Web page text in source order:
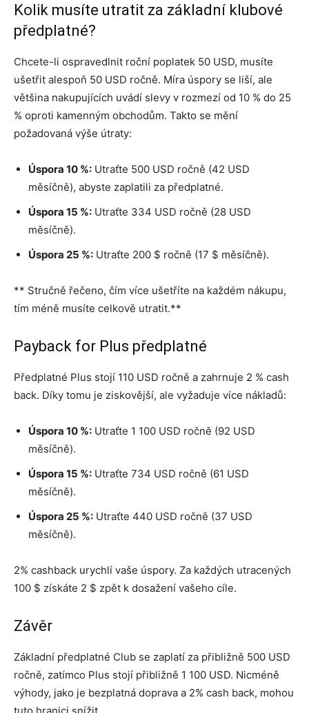
Kolik musíte utratit za základní klubové
předplatné?
Chcete-li ospravedlnit roční poplatek 50 USD, musíte
ušetřit alespoň 50 USD ročně. Míra úspory se liší, ale
většina nakupujících uvádí slevy v rozmezí od 10 % do 25
% oproti kamenným obchodům. Takto se mění
požadovaná výše útraty:
Úspora 10 %: Utraťte 500 USD ročně (42 USD
měsíčně), abyste zaplatili za předplatné.
Úspora 15 %: Utraťte 334 USD ročně (28 USD
měsíčně).
Úspora 25 %: Utraťte 200 $ ročně (17 $ měsíčně).
** Stručně řečeno, čím více ušetříte na každém nákupu,
tím méně musíte celkově utratit.**
Payback for Plus předplatné
Předplatné Plus stojí 110 USD ročně a zahrnuje 2 % cash
back. Díky tomu je ziskovější, ale vyžaduje více nákladů:
Úspora 10 %: Utraťte 1 100 USD ročně (92 USD
měsíčně).
Úspora 15 %: Utraťte 734 USD ročně (61 USD
měsíčně).
Úspora 25 %: Utraťte 440 USD ročně (37 USD
měsíčně).
2% cashback urychlí vaše úspory. Za každých utracených
100 $ získáte 2 $ zpět k dosažení vašeho cíle.
Závěr
Základní předplatné Club se zaplatí za přibližně 500 USD
ročně, zatímco Plus stojí přibližně 1 100 USD. Nicméně
výhody, jako je bezplatná doprava a 2% cash back, mohou